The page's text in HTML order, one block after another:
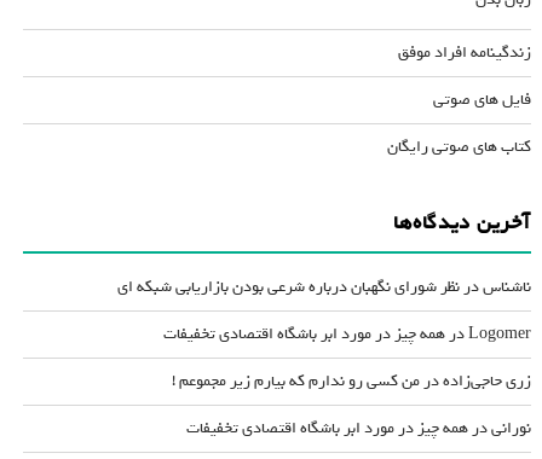
زندگینامه افراد موفق
فایل های صوتی
کتاب های صوتی رایگان
آخرین دیدگاه‌ها
ناشناسدرنظر شورای نگهبان درباره شرعی بودن بازاریابی شبکه ای
Logomerدرهمه چیز در مورد ابر باشگاه اقتصادی تخفیفات
زری حاجی‌زادهدرمن کسی رو ندارم که بیارم زیر مجموعم !
نورانیدرهمه چیز در مورد ابر باشگاه اقتصادی تخفیفات